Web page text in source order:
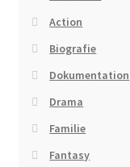
Action
Biografie
Dokumentation
Drama
Familie
Fantasy